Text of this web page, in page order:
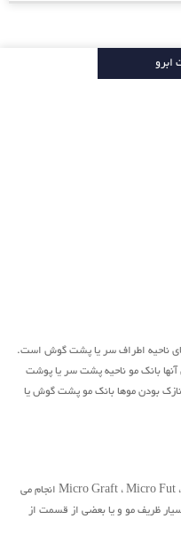
ابرو
ناحیه اطراف سر یا پشت گوش است.
بانک مو ناحیه پشت سر یا پوشت
بودن موها بانک مو پشت گوش یا
کاشت ابرو به چندین روش مختلف Micro Graft ، Micro Fut ،Micro Fit انجام می
ظریف مو و یا بعضی از قسمت از